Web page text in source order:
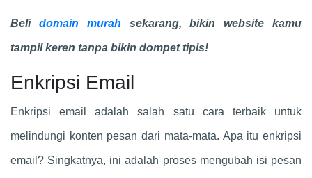
Beli domain murah sekarang, bikin website kamu
tampil keren tanpa bikin dompet tipis!
Enkripsi Email
Enkripsi email adalah salah satu cara terbaik untuk
melindungi konten pesan dari mata-mata. Apa itu enkripsi
email? Singkatnya, ini adalah proses mengubah isi pesan